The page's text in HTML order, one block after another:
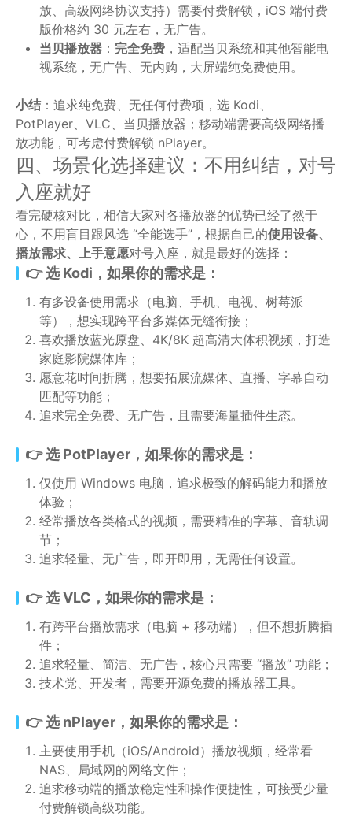
放、高级网络协议支持）需要付费解锁，iOS 端付费
版价格约 30 元左右，无广告。
当贝播放器 ： 完全免费 ，适配当贝系统和其他智能电
视系统，无广告、无内购，大屏端纯免费使用。
小结：追求纯免费、无任何付费项，选 Kodi、
PotPlayer、VLC、当贝播放器；移动端需要高级网络播
放功能，可考虑付费解锁 nPlayer。
四、场景化选择建议：不用纠结，对号
入座就好
看完硬核对比，相信大家对各播放器的优势已经了然于
心，不用盲目跟风选 “全能选手”，根据自己的使用设备、
播放需求、上手意愿对号入座，就是最好的选择：
👉 选 Kodi，如果你的需求是：
有多设备使用需求（电脑、手机、电视、树莓派
等），想实现跨平台多媒体无缝衔接；
喜欢播放蓝光原盘、4K/8K 超高清大体积视频，打造
家庭影院媒体库；
愿意花时间折腾，想要拓展流媒体、直播、字幕自动
匹配等功能；
追求完全免费、无广告，且需要海量插件生态。
👉 选 PotPlayer，如果你的需求是：
仅使用 Windows 电脑，追求极致的解码能力和播放
体验；
经常播放各类格式的视频，需要精准的字幕、音轨调
节；
追求轻量、无广告，即开即用，无需任何设置。
👉 选 VLC，如果你的需求是：
有跨平台播放需求（电脑 + 移动端），但不想折腾插
件；
追求轻量、简洁、无广告，核心只需要 “播放” 功能；
技术党、开发者，需要开源免费的播放器工具。
👉 选 nPlayer，如果你的需求是：
主要使用手机（iOS/Android）播放视频，经常看
NAS、局域网的网络文件；
追求移动端的播放稳定性和操作便捷性，可接受少量
付费解锁高级功能。